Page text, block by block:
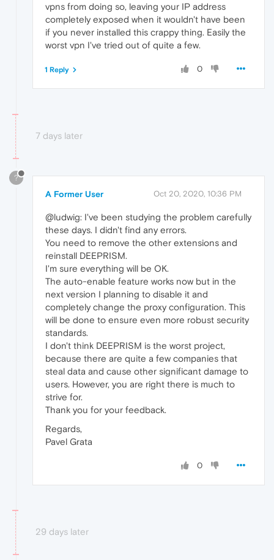
vpns from doing so, leaving your IP address
completely exposed when it wouldn't have been
if you never installed this crappy thing. Easily the
worst vpn I've tried out of quite a few.
0
1 Reply
7 days later
?
A Former User Oct 20, 2020, 10:36 PM
@ludwig: I've been studying the problem carefully
these days. I didn't find any errors.
You need to remove the other extensions and
reinstall DEEPRISM.
I'm sure everything will be OK.
The auto-enable feature works now but in the
next version I planning to disable it and
completely change the proxy configuration. This
will be done to ensure even more robust security
standards.
I don't think DEEPRISM is the worst project,
because there are quite a few companies that
steal data and cause other significant damage to
users. However, you are right there is much to
strive for.
Thank you for your feedback.
Regards,
Pavel Grata
0
29 days later